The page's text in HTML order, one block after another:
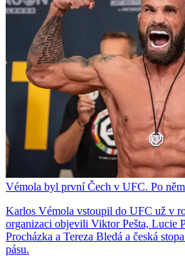
Vémola byl první Čech v UFC. Po
Karlos Vémola vstoupil do UFC už v
organizaci objevili Viktor Pešta, Lucie
Procházka a Tereza Bledá a česká
pásu.